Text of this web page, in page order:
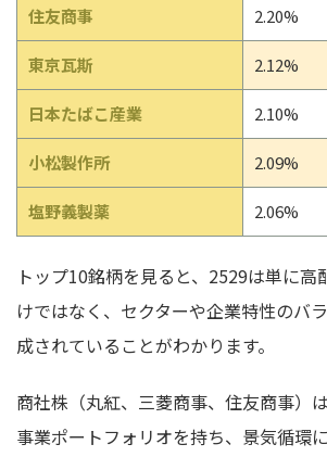
住友商事 2.20%
東京瓦斯 2.12%
日本たばこ産業 2.10%
小松製作所 2.09%
塩野義製薬 2.06%
トップ10銘柄を見ると、2529は単に高
けではなく、セクターや企業特性のバ
成されていることがわかります。
商社株（丸紅、三菱商事、住友商事）
事業ポートフォリオを持ち、景気循環